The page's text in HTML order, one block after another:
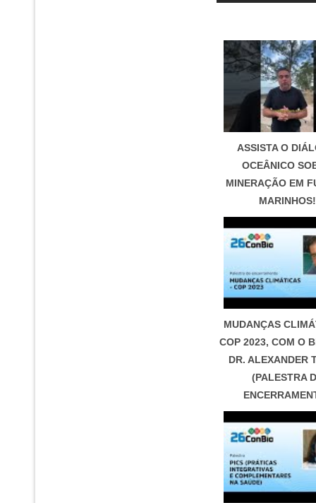
ASSISTA O
OCEÂNICO
MINERAÇÃO EM
MARINHOS!
MUDANÇAS
COP 2023, COM O
DR. ALEXANDER
(PALESTRA